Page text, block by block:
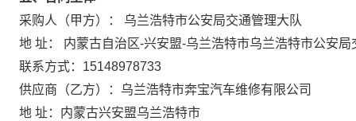
采购人（甲方）： 乌兰浩特市公安局交通管理大队
地 址： 内蒙古自治区-兴安盟-乌兰浩特市乌兰浩特市公安局
联系方式：15148978733
供应商（乙方）：乌兰浩特市奔宝汽车维修有限公司
地 址：内蒙古兴安盟乌兰浩特市